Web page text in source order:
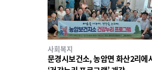
사회복지
문경시보건소, 농암면 화산2리에